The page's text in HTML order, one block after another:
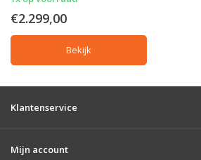
€2.299,00
Bekijk
Klantenservice
Mijn account